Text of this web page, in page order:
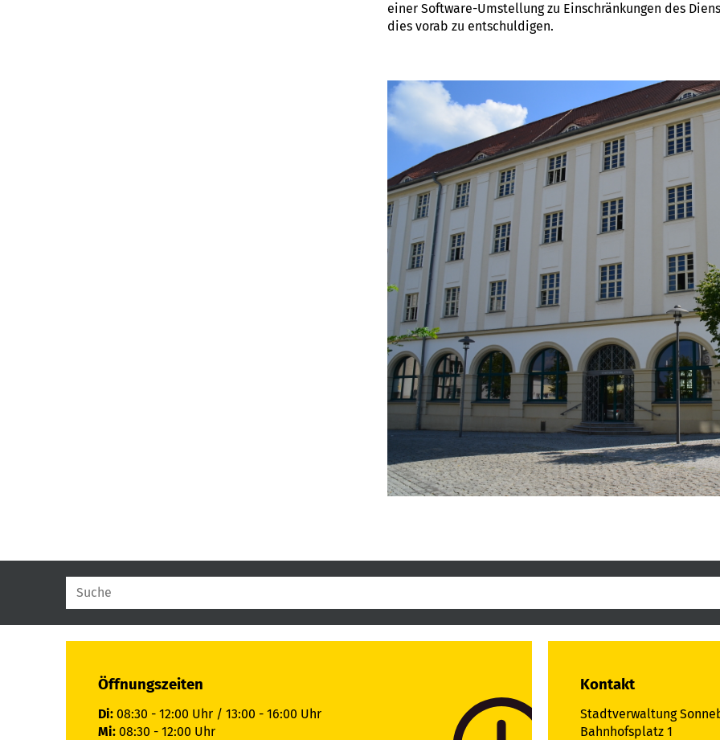
einer Software-Umstellung zu Einschränkungen des
dies vorab zu entschuldigen.
Öffnungszeiten
Di: 08:30 - 12:00 Uhr / 13:00 - 16:00 Uhr
Mi: 08:30 - 12:00 Uhr
Kontakt
Stadtverwaltung
Bahnhofsplatz 1